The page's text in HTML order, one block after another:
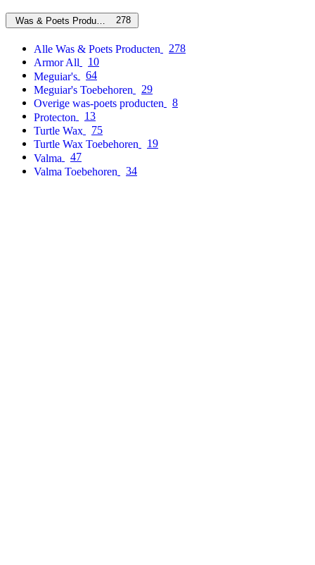
Was & Poets Producten 278
Alle Was & Poets Producten
278
Armor All
10
Meguiar's
64
Meguiar's Toebehoren
29
Overige was-poets producten
8
Protecton
13
Turtle Wax
75
Turtle Wax Toebehoren
19
Valma
47
Valma Toebehoren
34